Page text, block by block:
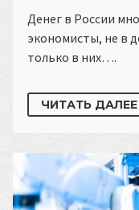
Денег в России
экономисты, не в
только в них….
ЧИТАТЬ ДАЛЕЕ